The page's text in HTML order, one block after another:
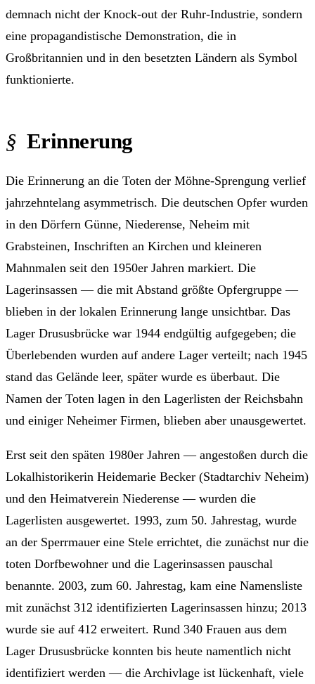
demnach nicht der Knock-out der Ruhr-Industrie, sondern
eine propagandistische Demonstration, die in
Großbritannien und in den besetzten Ländern als Symbol
funktionierte.
Erinnerung
Die Erinnerung an die Toten der Möhne-Sprengung verlief
jahrzehntelang asymmetrisch. Die deutschen Opfer wurden
in den Dörfern Günne, Niederense, Neheim mit
Grabsteinen, Inschriften an Kirchen und kleineren
Mahnmalen seit den 1950er Jahren markiert. Die
Lagerinsassen — die mit Abstand größte Opfergruppe —
blieben in der lokalen Erinnerung lange unsichtbar. Das
Lager Drususbrücke war 1944 endgültig aufgegeben; die
Überlebenden wurden auf andere Lager verteilt; nach 1945
stand das Gelände leer, später wurde es überbaut. Die
Namen der Toten lagen in den Lagerlisten der Reichsbahn
und einiger Neheimer Firmen, blieben aber unausgewertet.
Erst seit den späten 1980er Jahren — angestoßen durch die
Lokalhistorikerin Heidemarie Becker (Stadtarchiv Neheim)
und den Heimatverein Niederense — wurden die
Lagerlisten ausgewertet. 1993, zum 50. Jahrestag, wurde
an der Sperrmauer eine Stele errichtet, die zunächst nur die
toten Dorfbewohner und die Lagerinsassen pauschal
benannte. 2003, zum 60. Jahrestag, kam eine Namensliste
mit zunächst 312 identifizierten Lagerinsassen hinzu; 2013
wurde sie auf 412 erweitert. Rund 340 Frauen aus dem
Lager Drususbrücke konnten bis heute namentlich nicht
identifiziert werden — die Archivlage ist lückenhaft, viele